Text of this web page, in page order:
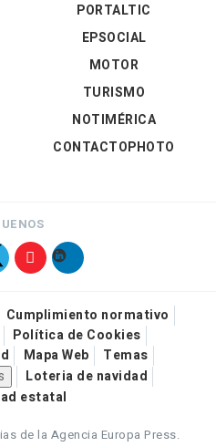
PORTALTIC
EPSOCIAL
MOTOR
TURISMO
NOTIMÉRICA
CONTACTOPHOTO
Cumplimiento normativo
Política de Cookies
Mapa Web
Temas
Loteria de navidad
estatal
de la Agencia Europa Press.